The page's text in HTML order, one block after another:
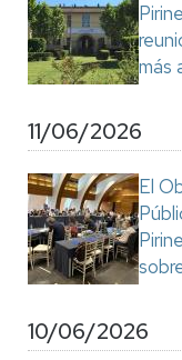
más
11/06/2026
El
10/06/2026